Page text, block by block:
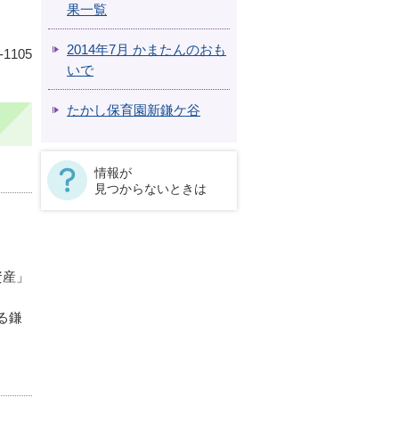
」
鎌
果一覧
2014年7月 かまたんのおも
いで
たかし保育園新鎌ケ谷
情報が
見つからないときは